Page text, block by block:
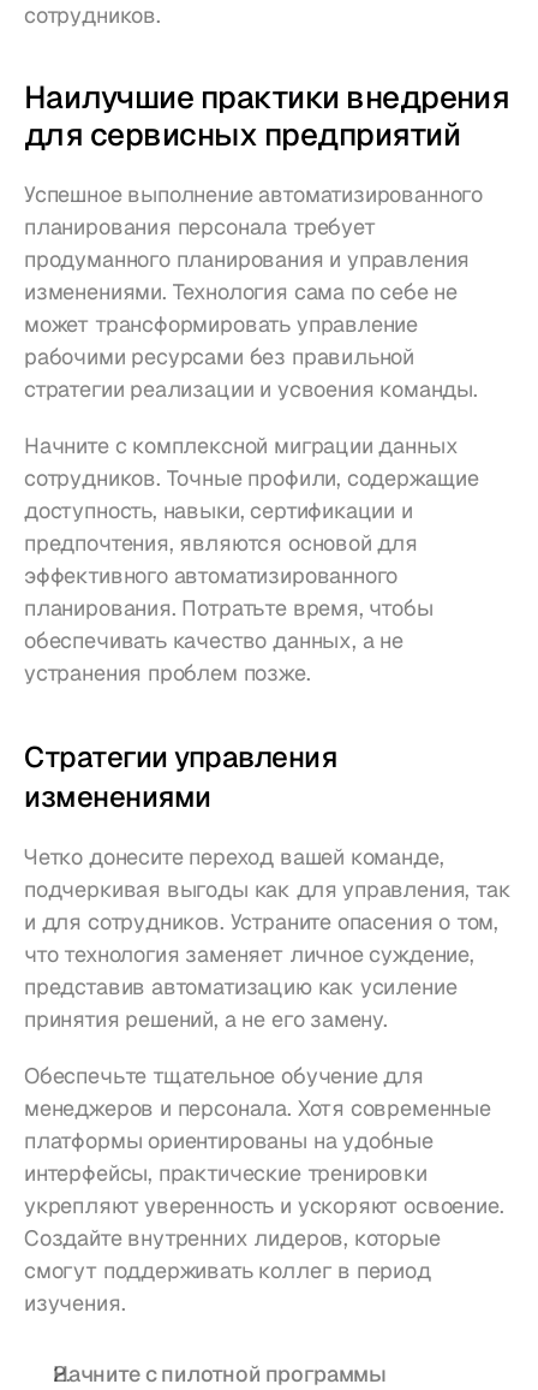
сотрудников.
Наилучшие практики внедрения
для сервисных предприятий
Успешное выполнение автоматизированного
планирования персонала требует
продуманного планирования и управления
изменениями. Технология сама по себе не
может трансформировать управление
рабочими ресурсами без правильной
стратегии реализации и усвоения команды.
Начните с комплексной миграции данных
сотрудников. Точные профили, содержащие
доступность, навыки, сертификации и
предпочтения, являются основой для
эффективного автоматизированного
планирования. Потратьте время, чтобы
обеспечивать качество данных, а не
устранения проблем позже.
Стратегии управления
изменениями
Четко донесите переход вашей команде,
подчеркивая выгоды как для управления, так
и для сотрудников. Устраните опасения о том,
что технология заменяет личное суждение,
представив автоматизацию как усиление
принятия решений, а не его замену.
Обеспечьте тщательное обучение для
менеджеров и персонала. Хотя современные
платформы ориентированы на удобные
интерфейсы, практические тренировки
укрепляют уверенность и ускоряют освоение.
Создайте внутренних лидеров, которые
смогут поддерживать коллег в период
изучения.
Начните с пилотной программы